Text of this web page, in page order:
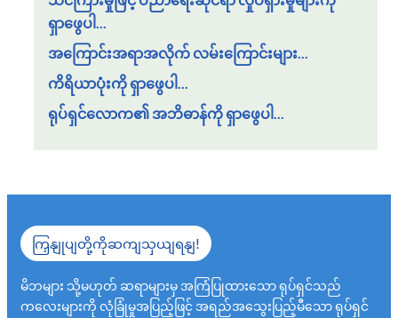
ရှာဖွေပါ...
အကြောင်းအရာအလိုက် လမ်းကြောင်းများ...
ကိရိယာပုံးကို ရှာဖွေပါ...
ရုပ်ရှင်လောက၏ အဘိဓာန်ကို ရှာဖွေပါ...
ကြှနျုပျတို့ကိုဆကျသှယျရနျ!
မိဘများ သို့မဟုတ် ဆရာများမှ အကြံပြုထားသော ရုပ်ရှင်သည်
ကလေးများကို လုံခြုံမှုအပြည့်ဖြင့် အရည်အသွေးပြည့်မီသော ရုပ်ရှင်